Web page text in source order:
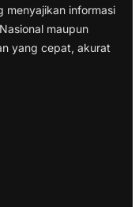
menyajikan informasi
maupun
yang cepat, akurat